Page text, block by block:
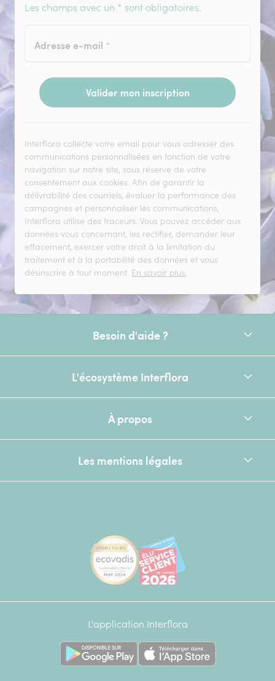
Les champs avec un * sont obligatoires.
Adresse e-mail *
Valider mon inscription
Interflora collecte votre email pour vous adresser des
communications personnalisées en fonction de votre
navigation sur notre site, sous réserve de votre
consentement aux cookies. Afin de garantir la
délivrabilité des courriels, évaluer la performance des
campagnes et personnaliser les communications,
Interflora utilise des traceurs. Vous pouvez accéder aux
données vous concernant, les rectifier, demander leur
effacement, exercer votre droit à la limitation du
traitement et à la portabilité des données et vous
désinscrire à tout moment. En savoir plus.
Besoin d'aide ?
L'écosystème Interflora
À propos
Les mentions légales
[Ecovadis Gold Badge - Top 5%
L'application Interflora